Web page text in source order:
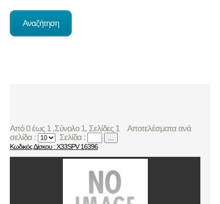
Από 0 έως 1 ,Σύνολο 1, Σελίδες 1
Αποτελέσματα ανά
σελίδα :
Σελίδα : ...
Κωδικός Δίσκου : X33SPV 16396